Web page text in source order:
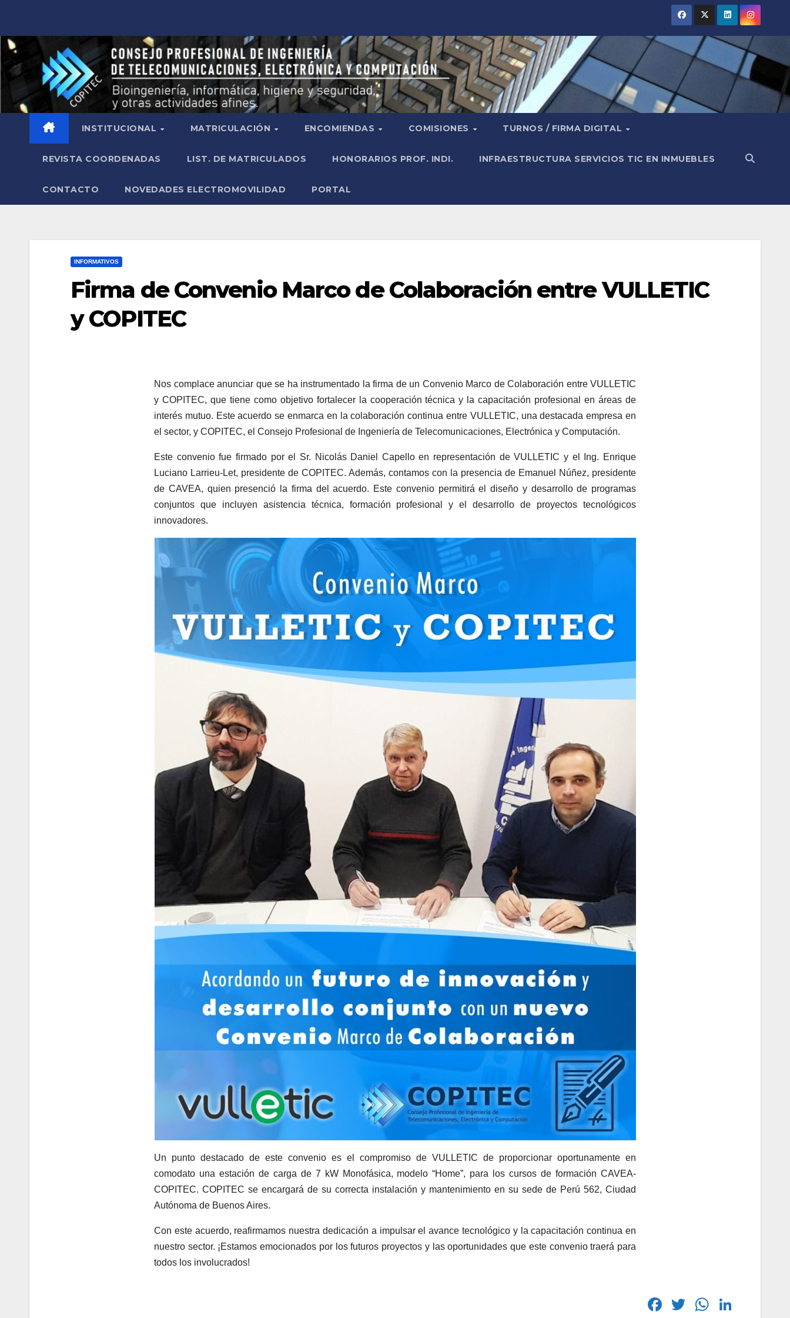
INSTITUCIONAL MATRICULACIÓN ENCOMIENDAS COMISIONES TURNOS / FIRMA DIGITAL
REVISTA COORDENADAS LIST. DE MATRICULADOS HONORARIOS PROF. INDI. INFRAESTRUCTURA SERVICIOS TIC EN INMUEBLES
CONTACTO NOVEDADES ELECTROMOVILIDAD PORTAL
INFORMATIVOS
Firma de Convenio Marco de Colaboración entre VULLETIC
y COPITEC
Nos complace anunciar que se ha instrumentado la firma de un Convenio Marco de Colaboración entre VULLETIC
y COPITEC, que tiene como objetivo fortalecer la cooperación técnica y la capacitación profesional en áreas de
interés mutuo. Este acuerdo se enmarca en la colaboración continua entre VULLETIC, una destacada empresa en
el sector, y COPITEC, el Consejo Profesional de Ingeniería de Telecomunicaciones, Electrónica y Computación.
Este convenio fue firmado por el Sr. Nicolás Daniel Capello en representación de VULLETIC y el Ing. Enrique
Luciano Larrieu-Let, presidente de COPITEC️. Además, contamos con la presencia de Emanuel Núñez, presidente
de CAVEA, quien presenció la firma del acuerdo. Este convenio permitirá el diseño y desarrollo de programas
conjuntos que incluyen asistencia técnica, formación profesional y el desarrollo de proyectos tecnológicos
innovadores.
Un punto destacado de este convenio es el compromiso de VULLETIC de proporcionar oportunamente en
comodato una estación de carga de 7 kW Monofásica, modelo “Home”, para los cursos de formación CAVEA-
COPITEC. COPITEC se encargará de su correcta instalación y mantenimiento en su sede de Perú 562, Ciudad
Autónoma de Buenos Aires.
Con este acuerdo, reafirmamos nuestra dedicación a impulsar el avance tecnológico y la capacitación continua en
nuestro sector. ¡Estamos emocionados por los futuros proyectos y las oportunidades que este convenio traerá para
todos los involucrados!
F
T
W